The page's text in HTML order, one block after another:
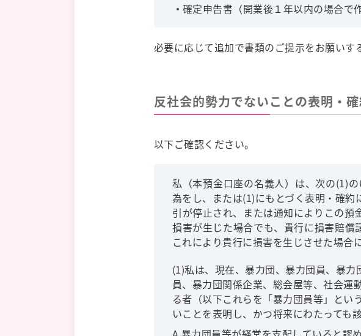
確定申告書（開業後１年以内の場合で
必要に応じて追加で書類のご提示をお願いす
反社会的勢力でないことの表明・
以下ご確認ください。
私（本預金口座の名義人）は、次の(1)
為をし、または(1)にもとづく表明・確
引が停止され、または通知によりこの
損害が生じた場合でも、貴行に損害賠償
これにより貴行に損害を生じさせた場合
(1)私は、現在、暴力団、暴力団員、暴
員、暴力団関係企業、総会屋等、社会運
る者（以下これらを「暴力団員等」とい
いことを表明し、かつ将来にわたっても